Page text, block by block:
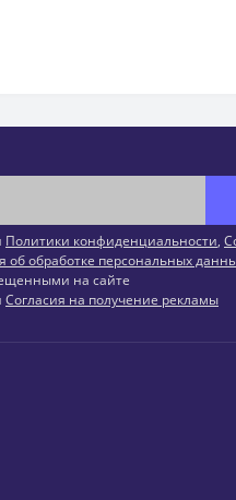
Политики конфиденциальности,
об обработке персональных
на сайте
Согласия на получение рекламы